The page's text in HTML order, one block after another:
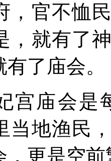
，官不恤
，就有了
了庙会。
宫 庙会是
当地渔民
， 更是空前